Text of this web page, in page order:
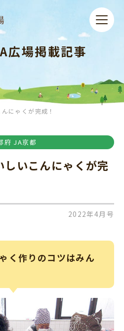
広場掲載記事
にゃくが完成！
府 JA京都
いこんにゃくが完
2022年4月号
く作りのコツはみん